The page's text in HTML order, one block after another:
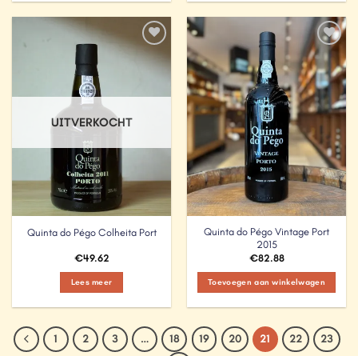
Add to
Wishlist
UITVERKOCHT
Quinta do Pégo Colheita Port
€49.62
Lees meer
Add to
Wishlist
Quinta do Pégo Vintage Port
2015
€82.88
Toevoegen aan winkelwagen
1 2 3 … 18 19 20 21 22 23